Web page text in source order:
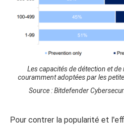
Les capacités de détection et
couramment adoptées par les
Source : Bitdefender
Pour contrer la popularité et